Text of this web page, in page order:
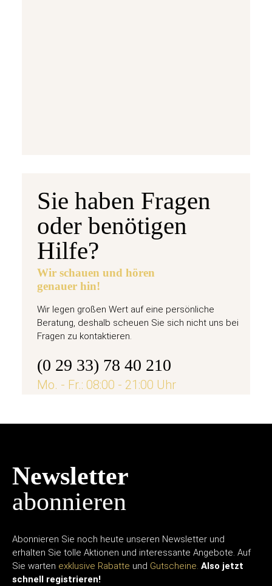
Sie haben Fragen
oder benötigen
Hilfe?
Wir schauen und hören
genauer hin!
Wir legen großen Wert auf eine persönliche
Beratung, deshalb scheuen Sie sich nicht uns bei
Fragen zu kontaktieren.
(0 29 33) 78 40 210
Mo. - Fr.: 08:00 - 21:00 Uhr
Newsletter
abonnieren
Abonnieren Sie noch heute unseren Newsletter und
erhalten Sie tolle Aktionen und interessante Angebote. Auf
Sie warten exklusive Rabatte und Gutscheine. Also jetzt
schnell registrieren!